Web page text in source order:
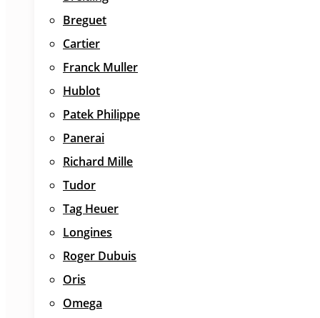
Breguet
Cartier
Franck Muller
Hublot
Patek Philippe
Panerai
Richard Mille
Tudor
Tag Heuer
Longines
Roger Dubuis
Oris
Omega